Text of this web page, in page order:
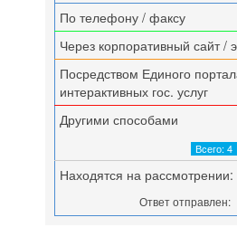
По телефону / факсу
Через корпоративный сайт /
Посредством Единого
интерактивных гос. услуг
Другими способами
Всего: 4
Находятся на рассмотрении:
Ответ отправлен: